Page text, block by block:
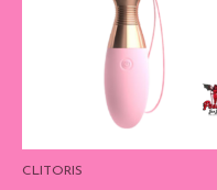
CLITORIS